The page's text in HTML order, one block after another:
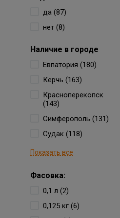
да (87)
нет (8)
Наличие в городе
Евпатория (180)
Керчь (163)
Красноперекопск
(143)
Симферополь (131)
Судак (118)
Показать все
Фасовка:
0,1 л (2)
0,125 кг (6)